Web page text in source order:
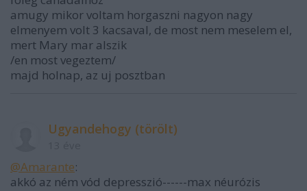
amugy mikor voltam horgaszni nagyon nagy
elmenyem volt 3 kacsaval, de most nem meselem el,
mert Mary mar alszik
/en most vegeztem/
majd holnap, az uj posztban
Ugyandehogy (törölt)
@Amarante:
akkó az ném vód depresszió------max néurózis